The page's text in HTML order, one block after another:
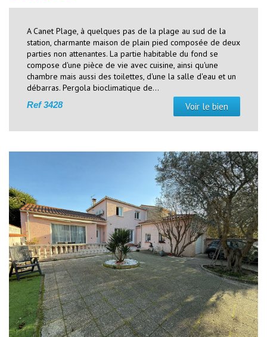
A Canet Plage, à quelques pas de la plage au sud de la
station, charmante maison de plain pied composée de deux
parties non attenantes. La partie habitable du fond se
compose d'une pièce de vie avec cuisine, ainsi qu'une
chambre mais aussi des toilettes, d'une la salle d'eau et un
débarras. Pergola bioclimatique de...
Ref3428 Voir le bien